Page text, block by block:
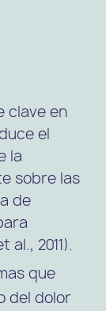
clave en
el
la
sobre las
de
2011).
que
del dolor